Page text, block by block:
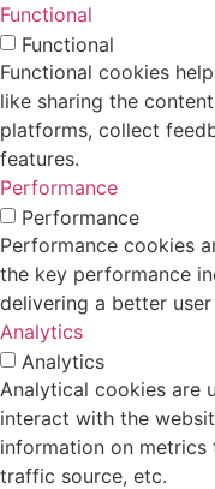
Functional
Functional
Functional cookies
like sharing the
platforms, collect
features.
Performance
Performance
Performance cookies
the key performance
delivering a better
Analytics
Analytics
Analytical cookies are
interact with the
information on metrics
traffic source, etc.